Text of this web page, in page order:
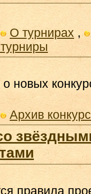
О турнирах ,
новых
Архив
правила